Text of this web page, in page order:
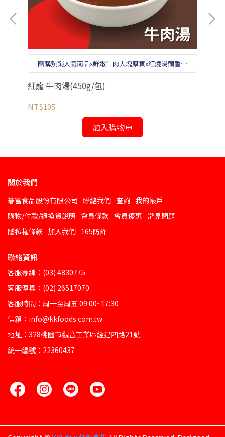
團購熱銷人氣商品x鮮嫩牛肉大塊厚實x紅燒湯頭香醇
濃郁x便利百搭好料理
紅龍 牛肉湯(450g/包)
NT$105
加入購物車
關於我們
碁富食品股份有限公司 聯絡我們 查詢 我的帳戶
購物/付款/退換貨說明 會員條款 會員優惠 常見問題
隱私權條款 加入我們 165防詐
聯絡資訊
客服專線：(03) 4830775
客服傳真：(02) 26517070
客服時間：周一至周五 09:00~17:30
信箱：info@kkfoods.com.tw
地址：328桃園市觀音工業區經建四路21號
統一編號：22360437